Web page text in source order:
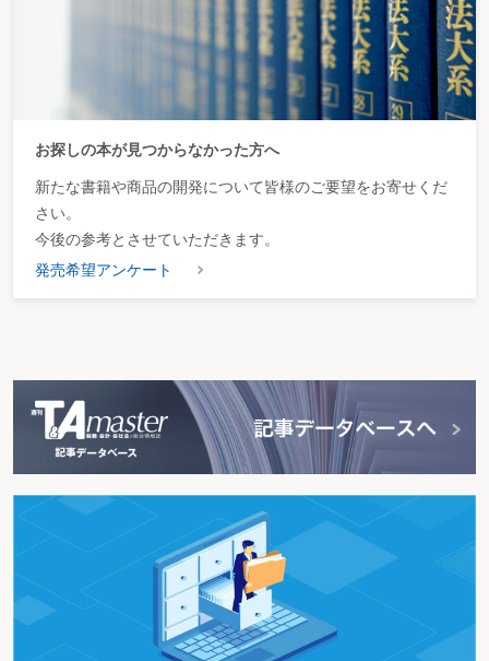
お探しの本が見つからなかった方へ
新たな書籍や商品の開発について皆様のご要望をお寄せくだ
さい。
今後の参考とさせていただきます。
発売希望アンケート